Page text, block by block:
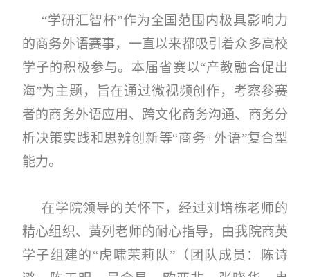
“学研汇智杯”作为全国范围内极具影响力
的商务外语赛事，一直以来都吸引着众多高校
学子的积极参与。本届省赛以“产教融合促出
海”为主题，旨在通过微视频创作，考察参赛
者的商务外语应用、跨文化商务沟通、商务分
析决策实践和思辨创新等“商务+外语”复合型
能力。
在学院领导的关怀下，经过刘培栋老师的
精心组织、黄列老师的耐心指导，由我院商英
学子组建的“虎啸茉莉队”（团队成员：陈诗